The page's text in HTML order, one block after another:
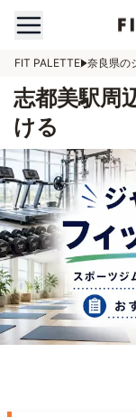
FIT PALETTE 奈良県の
志都美駅周
ける